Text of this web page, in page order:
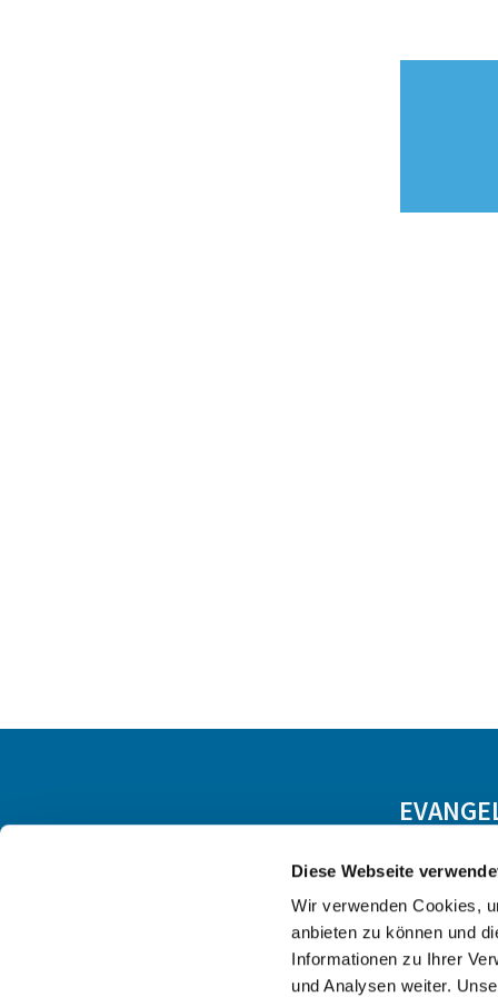
Diese Webseite
Wir verwenden Cookies,
anbieten zu können und
Informationen zu Ihrer
und Analysen weiter.